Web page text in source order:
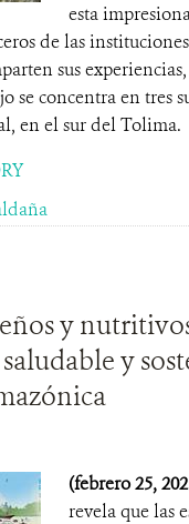
esta
de las
sus
se concentra en tres
en el sur del Tolima.
y
y
(febrero 25,
revela que las